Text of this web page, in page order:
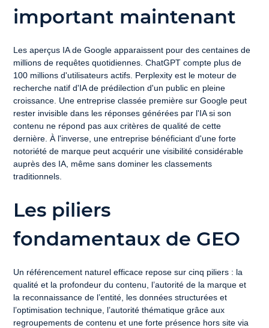
important maintenant
Les aperçus IA de Google apparaissent pour des centaines de
millions de requêtes quotidiennes. ChatGPT compte plus de
100 millions d'utilisateurs actifs. Perplexity est le moteur de
recherche natif d'IA de prédilection d'un public en pleine
croissance. Une entreprise classée première sur Google peut
rester invisible dans les réponses générées par l'IA si son
contenu ne répond pas aux critères de qualité de cette
dernière. À l'inverse, une entreprise bénéficiant d'une forte
notoriété de marque peut acquérir une visibilité considérable
auprès des IA, même sans dominer les classements
traditionnels.
Les piliers
fondamentaux de GEO
Un référencement naturel efficace repose sur cinq piliers : la
qualité et la profondeur du contenu, l’autorité de la marque et
la reconnaissance de l’entité, les données structurées et
l’optimisation technique, l’autorité thématique grâce aux
regroupements de contenu et une forte présence hors site via